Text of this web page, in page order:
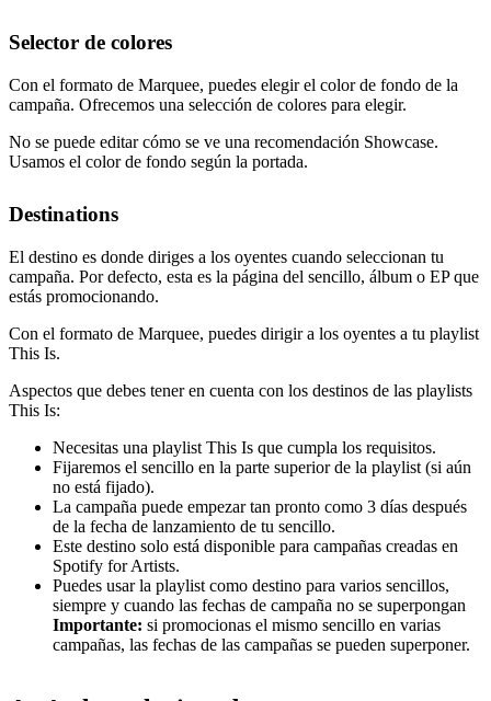
Selector de colores
Con el formato de Marquee, puedes elegir el color de fondo de la
campaña. Ofrecemos una selección de colores para elegir.
No se puede editar cómo se ve una recomendación Showcase.
Usamos el color de fondo según la portada.
Destinations
El destino es donde diriges a los oyentes cuando seleccionan tu
campaña. Por defecto, esta es la página del sencillo, álbum o EP que
estás promocionando.
Con el formato de Marquee, puedes dirigir a los oyentes a tu playlist
This Is.
Aspectos que debes tener en cuenta con los destinos de las playlists
This Is:
Necesitas una playlist This Is que cumpla los requisitos.
Fijaremos el sencillo en la parte superior de la playlist (si aún
no está fijado).
La campaña puede empezar tan pronto como 3 días después
de la fecha de lanzamiento de tu sencillo.
Este destino solo está disponible para campañas creadas en
Spotify for Artists.
Puedes usar la playlist como destino para varios sencillos,
siempre y cuando las fechas de campaña no se superpongan
Importante: si promocionas el mismo sencillo en varias
campañas, las fechas de las campañas se pueden superponer.